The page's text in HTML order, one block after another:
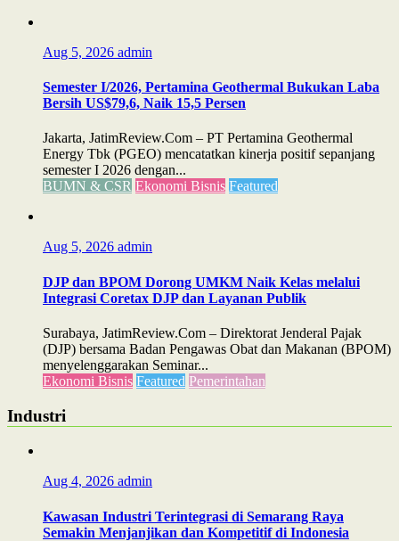
Aug 5, 2026 admin
Semester I/2026, Pertamina Geothermal Bukukan Laba
Bersih US$79,6, Naik 15,5 Persen
Jakarta, JatimReview.Com – PT Pertamina Geothermal
Energy Tbk (PGEO) mencatatkan kinerja positif sepanjang
semester I 2026 dengan...
BUMN & CSR Ekonomi Bisnis Featured
Aug 5, 2026 admin
DJP dan BPOM Dorong UMKM Naik Kelas melalui
Integrasi Coretax DJP dan Layanan Publik
Surabaya, JatimReview.Com – Direktorat Jenderal Pajak
(DJP) bersama Badan Pengawas Obat dan Makanan (BPOM)
menyelenggarakan Seminar...
Ekonomi Bisnis Featured Pemerintahan
Industri
Aug 4, 2026 admin
Kawasan Industri Terintegrasi di Semarang Raya
Semakin Menjanjikan dan Kompetitif di Indonesia